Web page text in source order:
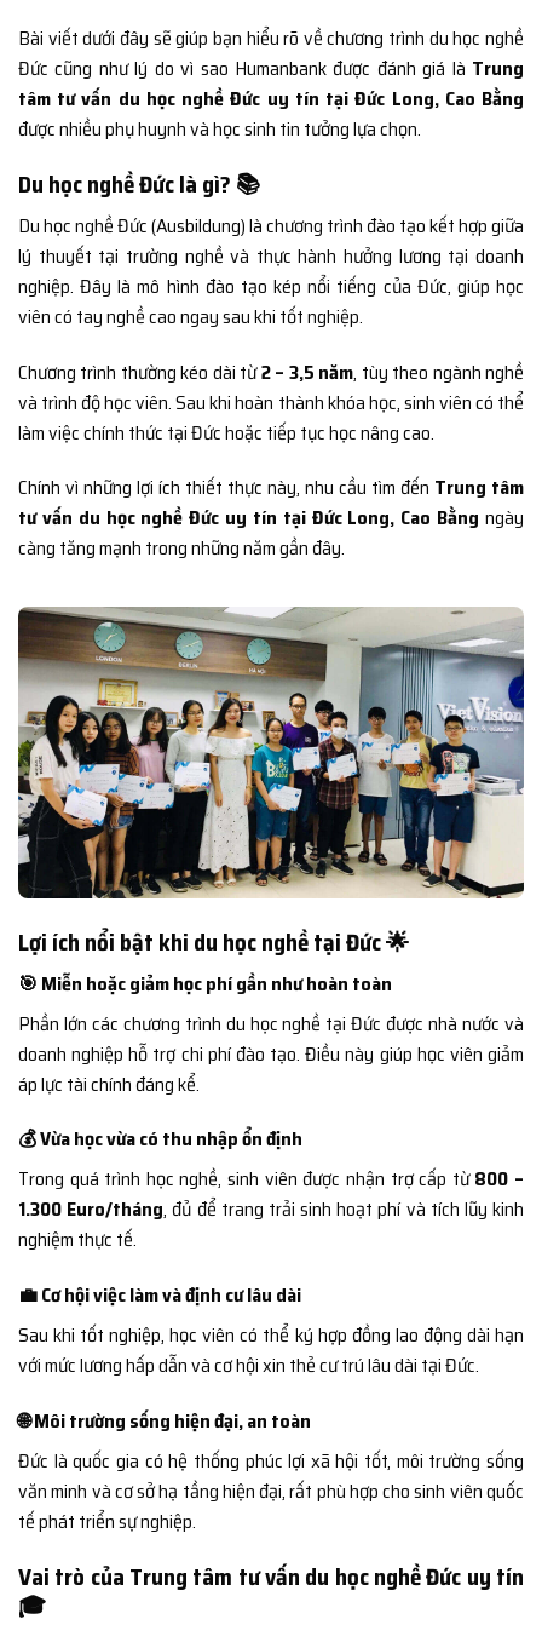
Bài viết dưới đây sẽ giúp bạn hiểu rõ về chương trình du học nghề
Đức cũng như lý do vì sao Humanbank được đánh giá là Trung
tâm tư vấn du học nghề Đức uy tín tại Đức Long, Cao Bằng
được nhiều phụ huynh và học sinh tin tưởng lựa chọn.
Du học nghề Đức là gì? 📚
Du học nghề Đức (Ausbildung) là chương trình đào tạo kết hợp giữa
lý thuyết tại trường nghề và thực hành hưởng lương tại doanh
nghiệp. Đây là mô hình đào tạo kép nổi tiếng của Đức, giúp học
viên có tay nghề cao ngay sau khi tốt nghiệp.
Chương trình thường kéo dài từ2 – 3,5 năm, tùy theo ngành nghề
và trình độ học viên. Sau khi hoàn thành khóa học, sinh viên có thể
làm việc chính thức tại Đức hoặc tiếp tục học nâng cao.
Chính vì những lợi ích thiết thực này, nhu cầu tìm đến Trung tâm
tư vấn du học nghề Đức uy tín tại Đức Long, Cao Bằng ngày
càng tăng mạnh trong những năm gần đây.
Lợi ích nổi bật khi du học nghề tại Đức 🌟
🎯 Miễn hoặc giảm học phí gần như hoàn toàn
Phần lớn các chương trình du học nghề tại Đức được nhà nước và
doanh nghiệp hỗ trợ chi phí đào tạo. Điều này giúp học viên giảm
áp lực tài chính đáng kể.
💰 Vừa học vừa có thu nhập ổn định
Trong quá trình học nghề, sinh viên được nhận trợ cấp từ800 –
1.300 Euro/tháng, đủ để trang trải sinh hoạt phí và tích lũy kinh
nghiệm thực tế.
💼 Cơ hội việc làm và định cư lâu dài
Sau khi tốt nghiệp, học viên có thể ký hợp đồng lao động dài hạn
với mức lương hấp dẫn và cơ hội xin thẻ cư trú lâu dài tại Đức.
🌐 Môi trường sống hiện đại, an toàn
Đức là quốc gia có hệ thống phúc lợi xã hội tốt, môi trường sống
văn minh và cơ sở hạ tầng hiện đại, rất phù hợp cho sinh viên quốc
tế phát triển sự nghiệp.
Vai trò của Trung tâm tư vấn du học nghề Đức uy tín
🎓